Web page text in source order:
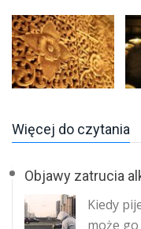
Więcej do czytania
Objawy zatrucia
Kiedy
może